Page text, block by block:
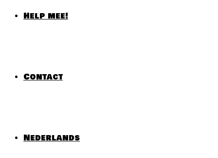
Help mee!
Contact
Nederlands